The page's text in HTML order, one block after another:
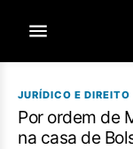
JURÍDICO E DIREITO
Por ordem de
na casa de